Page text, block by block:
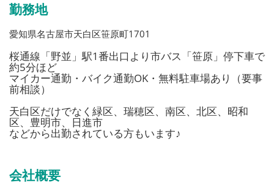
勤務地
愛知県名古屋市天白区笹原町1701
桜通線「野並」駅1番出口より市バス「笹原」停下車で
約5分ほど
マイカー通勤・バイク通勤OK・無料駐車場あり（要事
前相談）
天白区だけでなく緑区、瑞穂区、南区、北区、昭和
区、豊明市、日進市
などから出勤されている方もいます♪
会社概要